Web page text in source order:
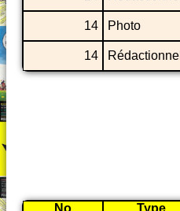
14 Photo
14 Rédactionnel
No Type